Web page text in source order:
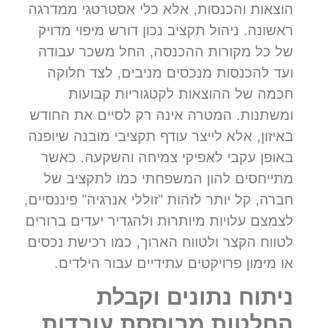
הוצאות והכנסות, אלא כלי אסטרטגי ממדרגה
ראשונה. ניהול תקציב נכון דורש מיפוי מדויק
של כל מקורות ההכנסה, החל משכר עבודה
ועד להכנסות מנכסים מניבים, לצד חלוקה
חכמה של ההוצאות לקטגוריות קבועות
ומשתנות. המטרה אינה רק לסיים את החודש
באיזון, אלא לייצר עודף תקציבי מובנה שיופנה
באופן עקבי לאפיקי צמיחה והשקעה. כאשר
מתייחסים להון המשפחתי כמו לתקציב של
חברה, קל יותר לזהות "זוללי אנרגיה" פיננסיים,
לצמצם עלויות מיותרות ולהגדיר יעדים ברורים
לטווח הקצר ולטווח הארוך, כמו רכישת נכסים
או מימון פרויקטים עתידיים עבור הילדים.
ניתוח נתונים וקבלת